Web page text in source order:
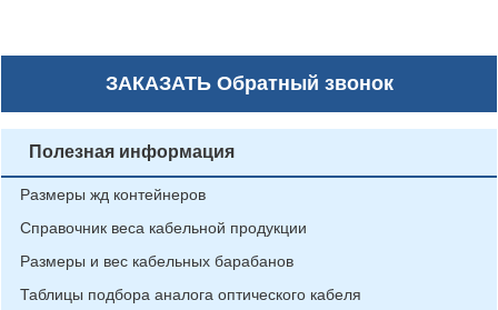
ЗАКАЗАТЬОбратный звонок
Полезная информация
Размеры жд контейнеров
Справочник веса кабельной продукции
Размеры и вес кабельных барабанов
Таблицы подбора аналога оптического кабеля